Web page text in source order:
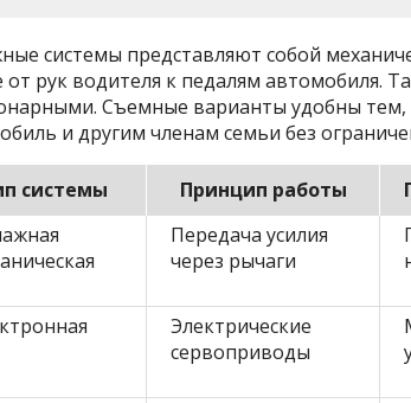
системы представляют собой
от рук водителя к педалям автомобиля.
Съемные варианты удобны тем,
и другим членам семьи без
системы Принцип работы
Передача усилия
через рычаги
Электрические
сервоприводы